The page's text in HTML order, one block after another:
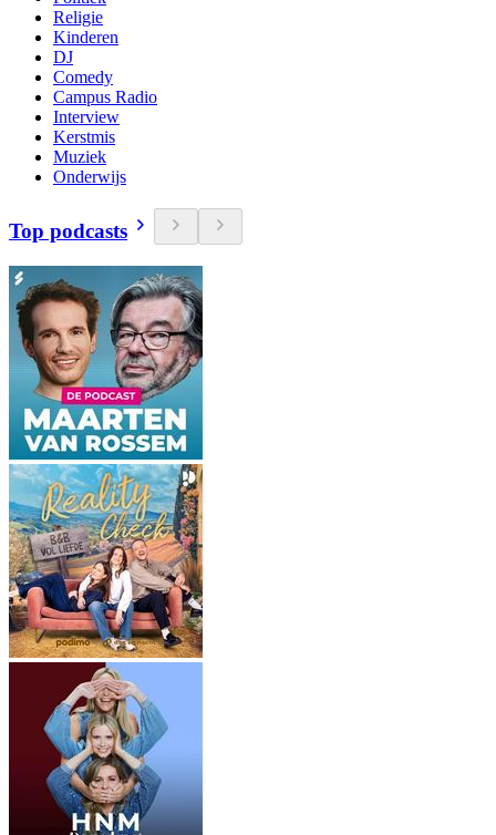
Religie
Kinderen
DJ
Comedy
Campus Radio
Interview
Kerstmis
Muziek
Onderwijs
Top podcasts